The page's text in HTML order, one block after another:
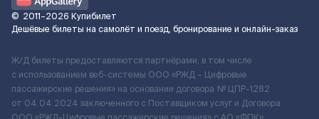
© 2011–2026 Купибилет
Дешёвые билеты на самолёт и поезд, бронирование и онлайн-заказ
Ж/Д билеты предоставляются партнёрами, в том числе
с использованием веб-системы ООО «РЖД – Цифровые
пассажирские решения» на основании договора № ЦПР-1282
от 04.04.2024 заключенного с Поставщиком услуг и Договора